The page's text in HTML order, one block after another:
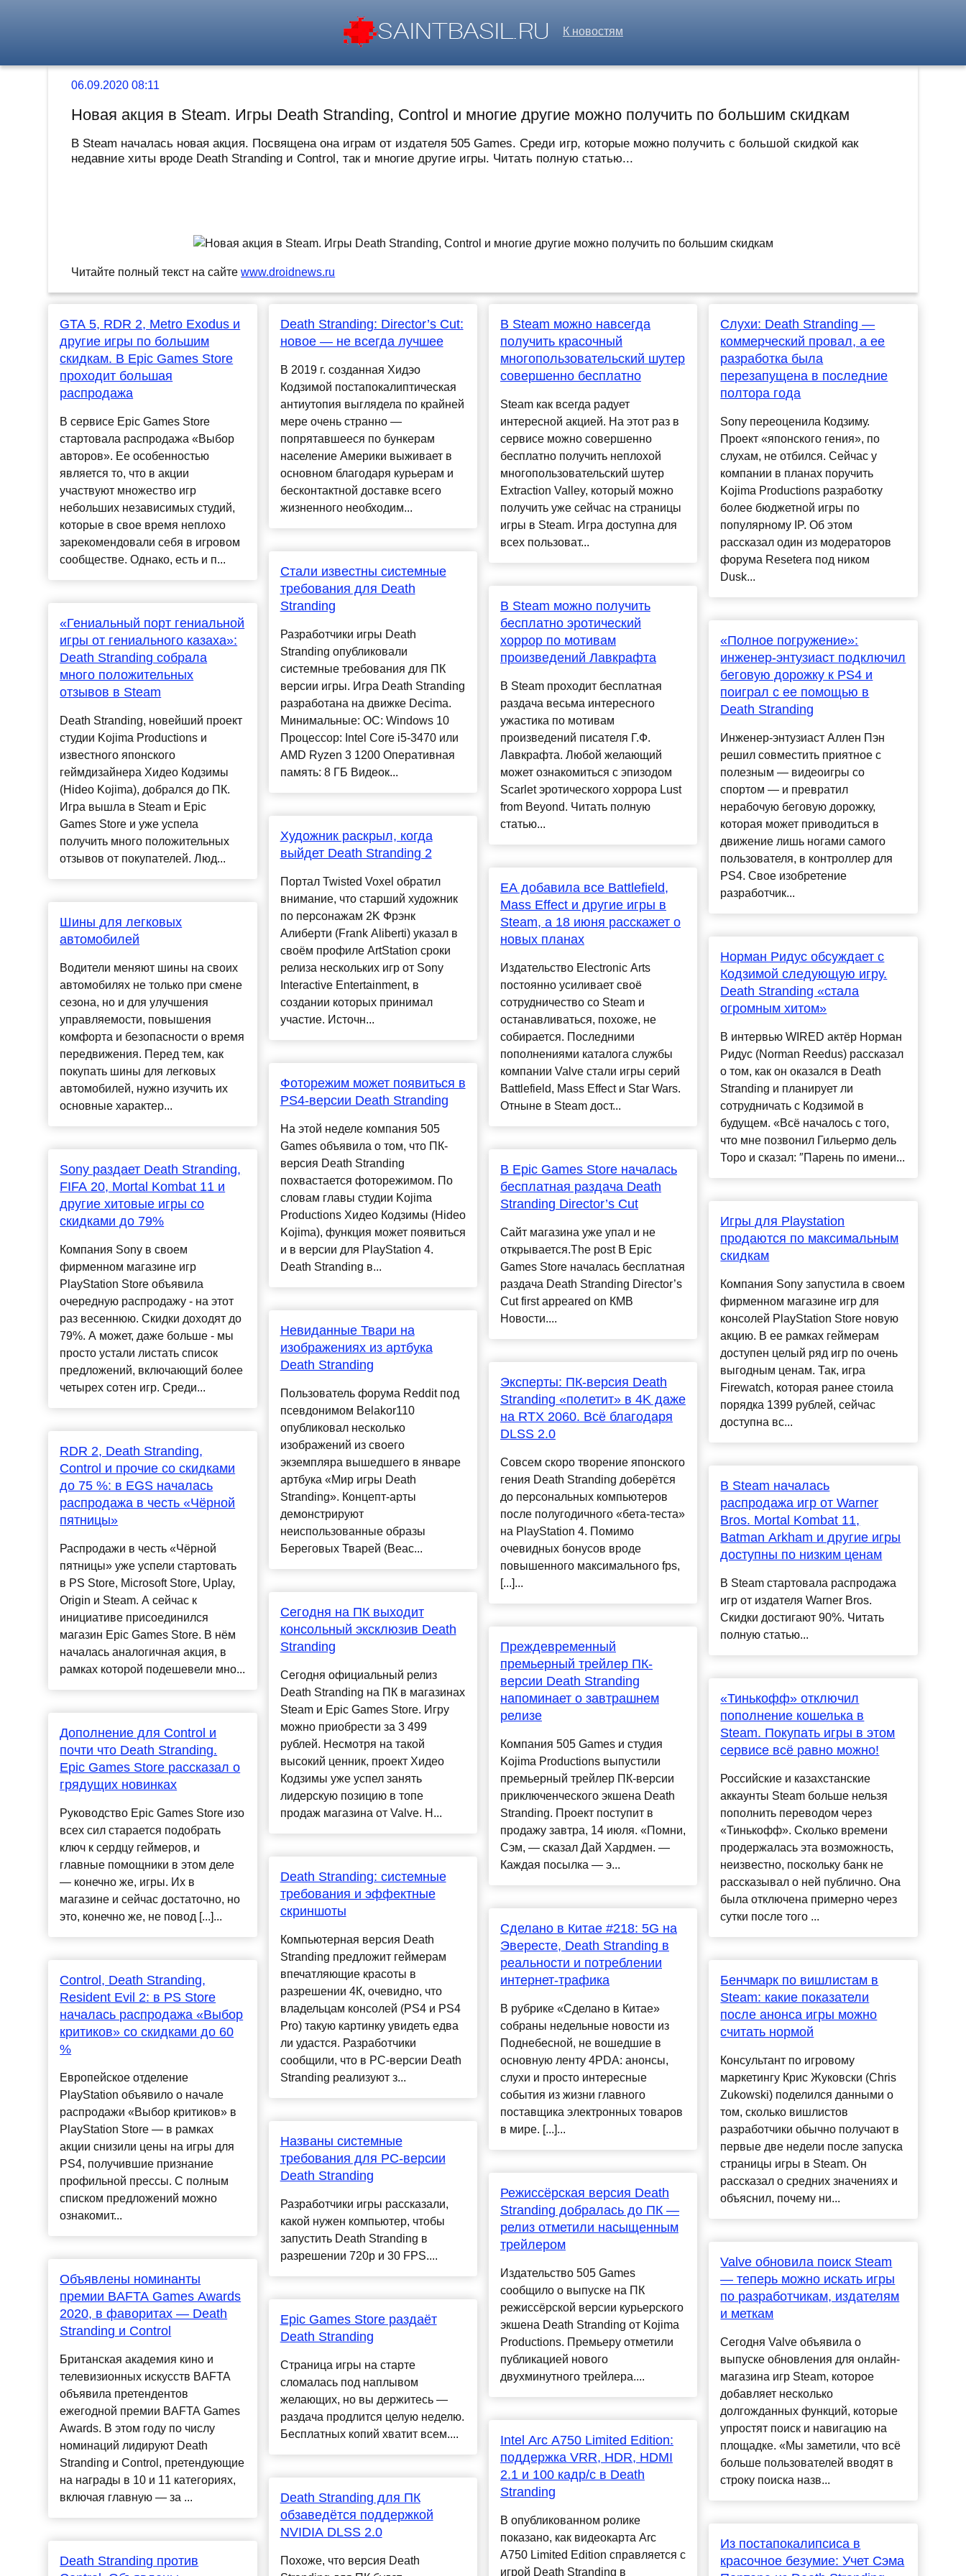
К новостям
06.09.2020 08:11
Новая акция в Steam. Игры Death Stranding, Control и многие другие можно получить по большим скидкам
В Steam началась новая акция. Посвящена она играм от издателя 505 Games. Среди игр, которые можно получить с большой скидкой как
недавние хиты вроде Death Stranding и Control, так и многие другие игры. Читать полную статью...
Читайте полный текст на сайтеwww.droidnews.ru
GTA 5, RDR 2, Metro Exodus и
другие игры по большим
скидкам. В Epic Games Store
проходит большая
распродажа
В сервисе Epic Games Store
стартовала распродажа «Выбор
авторов». Ее особенностью
является то, что в акции
участвуют множество игр
небольших независимых студий,
которые в свое время неплохо
зарекомендовали себя в игровом
сообществе. Однако, есть и п...
«Гениальный порт гениальной
игры от гениального казаха»:
Death Stranding собрала
много положительных
отзывов в Steam
Death Stranding, новейший проект
студии Kojima Productions и
известного японского
геймдизайнера Хидео Кодзимы
(Hideo Kojima), добрался до ПК.
Игра вышла в Steam и Epic
Games Store и уже успела
получить много положительных
отзывов от покупателей. Люд...
Шины для легковых
автомобилей
Водители меняют шины на своих
автомобилях не только при смене
сезона, но и для улучшения
управляемости, повышения
комфорта и безопасности о время
передвижения. Перед тем, как
покупать шины для легковых
автомобилей, нужно изучить их
основные характер...
Sony раздает Death Stranding,
FIFA 20, Mortal Kombat 11 и
другие хитовые игры со
скидками до 79%
Компания Sony в своем
фирменном магазине игр
PlayStation Store объявила
очередную распродажу - на этот
раз весеннюю. Скидки доходят до
79%. А может, даже больше - мы
просто устали листать список
предложений, включающий более
четырех сотен игр. Среди...
RDR 2, Death Stranding,
Control и прочие со скидками
до 75 %: в EGS началась
распродажа в честь «Чёрной
пятницы»
Распродажи в честь «Чёрной
пятницы» уже успели стартовать
в PS Store, Microsoft Store, Uplay,
Origin и Steam. А сейчас к
инициативе присоединился
магазин Epic Games Store. В нём
началась аналогичная акция, в
рамках которой подешевели мно...
Дополнение для Control и
почти что Death Stranding.
Epic Games Store рассказал о
грядущих новинках
Руководство Epic Games Store изо
всех сил старается подобрать
ключ к сердцу геймеров, и
главные помощники в этом деле
— конечно же, игры. Их в
магазине и сейчас достаточно, но
это, конечно же, не повод [...]...
Control, Death Stranding,
Resident Evil 2: в PS Store
началась распродажа «Выбор
критиков» со скидками до 60
%
Европейское отделение
PlayStation объявило о начале
распродажи «Выбор критиков» в
PlayStation Store — в рамках
акции снизили цены на игры для
PS4, получившие признание
профильной прессы. С полным
списком предложений можно
ознакомит...
Объявлены номинанты
премии BAFTA Games Awards
2020, в фаворитах — Death
Stranding и Control
Британская академия кино и
телевизионных искусств BAFTA
объявила претендентов
ежегодной премии BAFTA Games
Awards. В этом году по числу
номинаций лидируют Death
Stranding и Control, претендующие
на награды в 10 и 11 категориях,
включая главную — за ...
Death Stranding против
Death Stranding: Director’s Cut:
новое — не всегда лучшее
В 2019 г. созданная Хидэо
Кодзимой постапокалиптическая
антиутопия выглядела по крайней
мере очень странно —
попрятавшееся по бункерам
население Америки выживает в
основном благодаря курьерам и
бесконтактной доставке всего
жизненного необходим...
Стали известны системные
требования для Death
Stranding
Разработчики игры Death
Stranding опубликовали
системные требования для ПК
версии игры. Игра Death Stranding
разработана на движке Decima.
Минимальные: OС: Windows 10
Процессор: Intel Core i5-3470 или
AMD Ryzen 3 1200 Оперативная
память: 8 ГБ Видеок...
Художник раскрыл, когда
выйдет Death Stranding 2
Портал Twisted Voxel обратил
внимание, что старший художник
по персонажам 2K Фрэнк
Алиберти (Frank Aliberti) указал в
своём профиле ArtStation сроки
релиза нескольких игр от Sony
Interactive Entertainment, в
создании которых принимал
участие. Источн...
Фоторежим может появиться в
PS4-версии Death Stranding
На этой неделе компания 505
Games объявила о том, что ПК-
версия Death Stranding
похвастается фоторежимом. По
словам главы студии Kojima
Productions Хидео Кодзимы (Hideo
Kojima), функция может появиться
и в версии для PlayStation 4.
Death Stranding в...
Невиданные Твари на
изображениях из артбука
Death Stranding
Пользователь форума Reddit под
псевдонимом Belakor110
опубликовал несколько
изображений из своего
экземпляра вышедшего в январе
артбука «Мир игры Death
Stranding». Концепт-арты
демонстрируют
неиспользованные образы
Береговых Тварей (Beac...
Сегодня на ПК выходит
консольный эксклюзив Death
Stranding
Сегодня официальный релиз
Death Stranding на ПК в магазинах
Steam и Epic Games Store. Игру
можно приобрести за 3 499
рублей. Несмотря на такой
высокий ценник, проект Хидео
Кодзимы уже успел занять
лидерскую позицию в топе
продаж магазина от Valve. Н...
Death Stranding: системные
требования и эффектные
скриншоты
Компьютерная версия Death
Stranding предложит геймерам
впечатляющие красоты в
разрешении 4К, очевидно, что
владельцам консолей (PS4 и PS4
Pro) такую картинку увидеть едва
ли удастся. Разработчики
сообщили, что в PC-версии Death
Stranding реализуют з...
Названы системные
требования для РС-версии
Death Stranding
Разработчики игры рассказали,
какой нужен компьютер, чтобы
запустить Death Stranding в
разрешении 720р и 30 FPS....
Epic Games Store раздаёт
Death Stranding
Страница игры на старте
сломалась под наплывом
желающих, но вы держитесь —
раздача продлится целую неделю.
Бесплатных копий хватит всем....
Death Stranding для ПК
обзаведётся поддержкой
NVIDIA DLSS 2.0
Похоже, что версия Death
В Steam можно навсегда
получить красочный
многопользовательский шутер
совершенно бесплатно
Steam как всегда радует
интересной акцией. На этот раз в
сервисе можно совершенно
бесплатно получить неплохой
многопользовательский шутер
Extraction Valley, который можно
получить уже сейчас на страницы
игры в Steam. Игра доступна для
всех пользоват...
В Steam можно получить
бесплатно эротический
хоррор по мотивам
произведений Лавкрафта
В Steam проходит бесплатная
раздача весьма интересного
ужастика по мотивам
произведений писателя Г.Ф.
Лавкрафта. Любой желающий
может ознакомиться с эпизодом
Scarlet эротического хоррора Lust
from Beyond. Читать полную
статью...
EA добавила все Battlefield,
Mass Effect и другие игры в
Steam, а 18 июня расскажет о
новых планах
Издательство Electronic Arts
постоянно усиливает своё
сотрудничество со Steam и
останавливаться, похоже, не
собирается. Последними
пополнениями каталога службы
компании Valve стали игры серий
Battlefield, Mass Effect и Star Wars.
Отныне в Steam дост...
В Epic Games Store началась
бесплатная раздача Death
Stranding Director’s Cut
Сайт магазина уже упал и не
открывается.The post В Epic
Games Store началась бесплатная
раздача Death Stranding Director’s
Cut first appeared on КМВ
Новости....
Эксперты: ПК-версия Death
Stranding «полетит» в 4K даже
на RTX 2060. Всё благодаря
DLSS 2.0
Совсем скоро творение японского
гения Death Stranding доберётся
до персональных компьютеров
после полугодичного «бета-теста»
на PlayStation 4. Помимо
очевидных бонусов вроде
повышенного максимального fps,
[...]...
Преждевременный
премьерный трейлер ПК-
версии Death Stranding
напоминает о завтрашнем
релизе
Компания 505 Games и студия
Kojima Productions выпустили
премьерный трейлер ПК-версии
приключенческого экшена Death
Stranding. Проект поступит в
продажу завтра, 14 июля. «Помни,
Сэм, — сказал Дай Хардмен. —
Каждая посылка — э...
Сделано в Китае #218: 5G на
Эвересте, Death Stranding в
реальности и потреблении
интернет-трафика
В рубрике «Сделано в Китае»
собраны недельные новости из
Поднебесной, не вошедшие в
основную ленту 4PDA: анонсы,
слухи и просто интересные
события из жизни главного
поставщика электронных товаров
в мире. [...]...
Режиссёрская версия Death
Stranding добралась до ПК —
релиз отметили насыщенным
трейлером
Издательство 505 Games
сообщило о выпуске на ПК
режиссёрской версии курьерского
экшена Death Stranding от Kojima
Productions. Премьеру отметили
публикацией нового
двухминутного трейлера....
Intel Arc A750 Limited Edition:
поддержка VRR, HDR, HDMI
2.1 и 100 кадр/с в Death
Stranding
В опубликованном ролике
показано, как видеокарта Arc
A750 Limited Edition справляется с
игрой Death Stranding в
Слухи: Death Stranding —
коммерческий провал, а ее
разработка была
перезапущена в последние
полтора года
Sony переоценила Кодзиму.
Проект «японского гения», по
слухам, не отбился. Сейчас у
компании в планах поручить
Kojima Productions разработку
более бюджетной игры по
популярному IP. Об этом
рассказал один из модераторов
форума Resetera под ником
Dusk...
«Полное погружение»:
инженер-энтузиаст подключил
беговую дорожку к PS4 и
поиграл с ее помощью в
Death Stranding
Инженер-энтузиаст Аллен Пэн
решил совместить приятное с
полезным — видеоигры со
спортом — и превратил
нерабочую беговую дорожку,
которая может приводиться в
движение лишь ногами самого
пользователя, в контроллер для
PS4. Свое изобретение
разработчик...
Норман Ридус обсуждает с
Кодзимой следующую игру.
Death Stranding «стала
огромным хитом»
В интервью WIRED актёр Норман
Ридус (Norman Reedus) рассказал
о том, как он оказался в Death
Stranding и планирует ли
сотрудничать с Кодзимой в
будущем. «Всё началось с того,
что мне позвонил Гильермо дель
Торо и сказал: ″Парень по имени...
Игры для Playstation
продаются по максимальным
скидкам
Компания Sony запустила в своем
фирменном магазине игр для
консолей PlayStation Store новую
акцию. В ее рамках геймерам
доступен целый ряд игр по очень
выгодным ценам. Так, игра
Firewatch, которая ранее стоила
порядка 1399 рублей, сейчас
доступна вс...
В Steam началась
распродажа игр от Warner
Bros. Mortal Kombat 11,
Batman Arkham и другие игры
доступны по низким ценам
В Steam стартовала распродажа
игр от издателя Warner Bros.
Скидки достигают 90%. Читать
полную статью...
«Тинькофф» отключил
пополнение кошелька в
Steam. Покупать игры в этом
сервисе всё равно можно!
Российские и казахстанские
аккаунты Steam больше нельзя
пополнить переводом через
«Тинькофф». Сколько времени
продержалась эта возможность,
неизвестно, поскольку банк не
рассказывал о ней публично. Она
была отключена примерно через
сутки после того ...
Бенчмарк по вишлистам в
Steam: какие показатели
после анонса игры можно
считать нормой
Консультант по игровому
маркетингу Крис Жуковски (Chris
Zukowski) поделился данными о
том, сколько вишлистов
разработчики обычно получают в
первые две недели после запуска
страницы игры в Steam. Он
рассказал о средних значениях и
объяснил, почему ни...
Valve обновила поиск Steam
— теперь можно искать игры
по разработчикам, издателям
и меткам
Сегодня Valve объявила о
выпуске обновления для онлайн-
магазина игр Steam, которое
добавляет несколько
долгожданных функций, которые
упростят поиск и навигацию на
площадке. «Мы заметили, что всё
больше пользователей вводят в
строку поиска назв...
Из постапокалипсиса в
красочное безумие: Учет Сэма